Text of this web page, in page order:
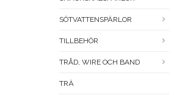
SÖTVATTENSPÄRLOR
TILLBEHÖR
TRÅD, WIRE OCH BAND
TRÄ